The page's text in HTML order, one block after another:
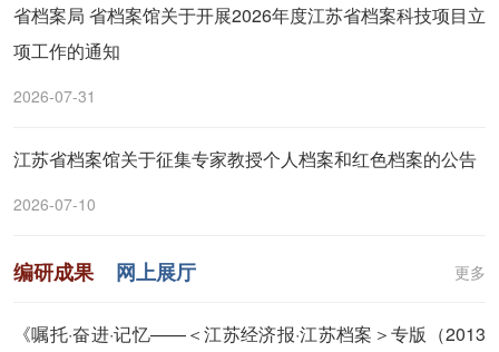
省档案局 省档案馆关于开展2026年度江苏省档案科技项目立
项工作的通知
2026-07-31
江苏省档案馆关于征集专家教授个人档案和红色档案的公告
2026-07-10
编研成果 网上展厅 更多
《嘱托·奋进·记忆——＜江苏经济报·江苏档案＞专版（2013